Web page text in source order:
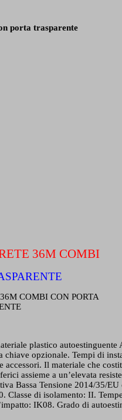
porta trasparente
36M COMBI
plastico
chiave opzionale. Tempi di
accessori. Il materiale che
assieme a un’elevata
Bassa Tensione 2014/35/EU
Classe di isolamento: II.
IK08. Grado di